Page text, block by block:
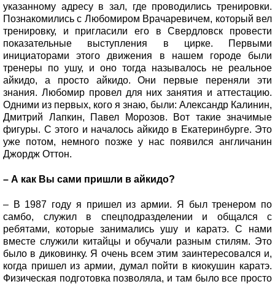
указанному адресу в зал, где проводились тренировки.
Познакомились с Любомиром Врачаревичем, который вел
тренировку, и пригласили его в Свердловск провести
показательные выступления в цирке. Первыми
инициаторами этого движения в нашем городе были
тренеры по ушу, и оно тогда называлось не реальное
айкидо, а просто айкидо. Они первые переняли эти
знания. Любомир провел для них занятия и аттестацию.
Одними из первых, кого я знаю, были: Александр Калинин,
Дмитрий Лапкин, Павел Морозов. Вот такие значимые
фигуры. С этого и началось айкидо в Екатеринбурге. Это
уже потом, немного позже у нас появился англичанин
Джордж Оттон.
– А как Вы сами пришли в айкидо?
– В 1987 году я пришел из армии. Я был тренером по
самбо, служил в спецподразделении и общался с
ребятами, которые занимались ушу и каратэ. С нами
вместе служили китайцы и обучали разным стилям. Это
было в диковинку. Я очень всем этим заинтересовался и,
когда пришел из армии, думал пойти в киокушин каратэ.
Физическая подготовка позволяла, и там было все просто